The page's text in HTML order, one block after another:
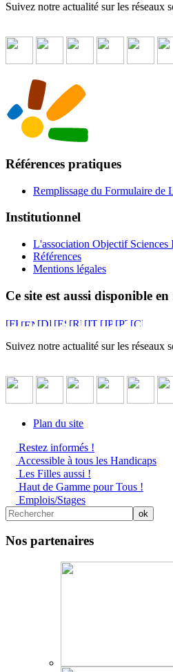
Suivez notre actualité sur les réseaux
Références pratiques
Remplissage du Formulaire de
Institutionnel
L'association Objectif Sciences
Références
Mentions légales
Ce site est aussi disponible en
Suivez notre actualité sur les réseaux
Plan du site
Restez informés !
Accessible à tous les Handicaps
Les Filles aussi !
Haut de Gamme pour Tous !
Emplois/Stages
Nos partenaires